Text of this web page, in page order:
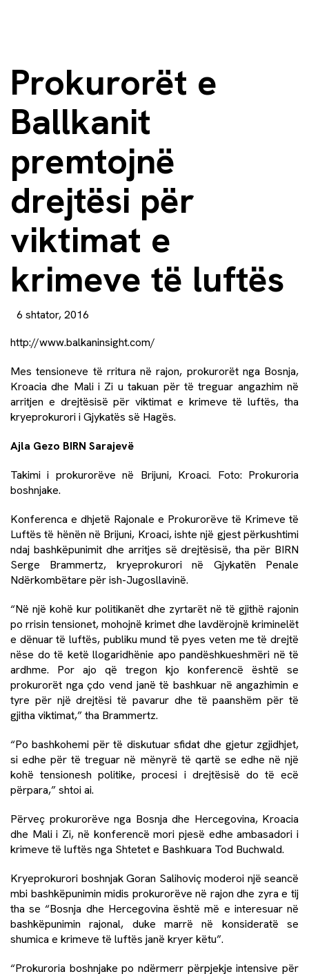
Prokurorët e
Ballkanit
premtojnë
drejtësi për
viktimat e
krimeve të luftës
6 shtator, 2016
http://www.balkaninsight.com/
Mes tensioneve të rritura në rajon, prokurorët nga Bosnja,
Kroacia dhe Mali i Zi u takuan për të treguar angazhim në
arritjen e drejtësisë për viktimat e krimeve të luftës, tha
kryeprokurori i Gjykatës së Hagës.
Ajla Gezo BIRN Sarajevë
Takimi i prokurorëve në Brijuni, Kroaci. Foto: Prokuroria
boshnjake.
Konferenca e dhjetë Rajonale e Prokurorëve të Krimeve të
Luftës të hënën në Brijuni, Kroaci, ishte një gjest përkushtimi
ndaj bashkëpunimit dhe arritjes së drejtësisë, tha për BIRN
Serge Brammertz, kryeprokurori në Gjykatën Penale
Ndërkombëtare për ish-Jugosllavinë.
“Në një kohë kur politikanët dhe zyrtarët në të gjithë rajonin
po rrisin tensionet, mohojnë krimet dhe lavdërojnë kriminelët
e dënuar të luftës, publiku mund të pyes veten me të drejtë
nëse do të ketë llogaridhënie apo pandëshkueshmëri në të
ardhme. Por ajo që tregon kjo konferencë është se
prokurorët nga çdo vend janë të bashkuar në angazhimin e
tyre për një drejtësi të pavarur dhe të paanshëm për të
gjitha viktimat,” tha Brammertz.
“Po bashkohemi për të diskutuar sfidat dhe gjetur zgjidhjet,
si edhe për të treguar në mënyrë të qartë se edhe në një
kohë tensionesh politike, procesi i drejtësisë do të ecë
përpara,” shtoi ai.
Përveç prokurorëve nga Bosnja dhe Hercegovina, Kroacia
dhe Mali i Zi, në konferencë mori pjesë edhe ambasadori i
krimeve të luftës nga Shtetet e Bashkuara Tod Buchwald.
Kryeprokurori boshnjak Goran Salihoviç moderoi një seancë
mbi bashkëpunimin midis prokurorëve në rajon dhe zyra e tij
tha se “Bosnja dhe Hercegovina është më e interesuar në
bashkëpunimin rajonal, duke marrë në konsideratë se
shumica e krimeve të luftës janë kryer këtu”.
“Prokuroria boshnjake po ndërmerr përpjekje intensive për